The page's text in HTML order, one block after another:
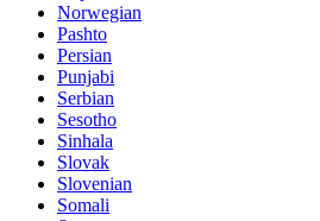
Norwegian
Pashto
Persian
Punjabi
Serbian
Sesotho
Sinhala
Slovak
Slovenian
Somali